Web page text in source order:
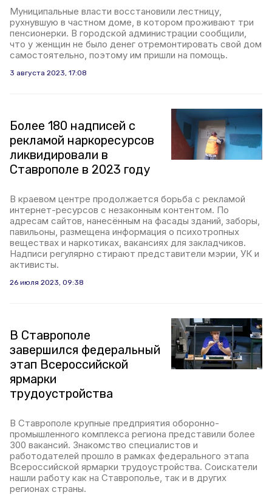
Муниципальные власти восстановили лестницу,
рухнувшую в частном доме, в котором проживают три
пенсионерки. В городской администрации сообщили,
что у женщин не было денег отремонтировать свой дом
самостоятельно, поэтому им пришли на помощь.
3 августа 2023, 17:08
Более 180 надписей с
рекламой наркоресурсов
ликвидировали в
Ставрополе в 2023 году
В краевом центре продолжается борьба с рекламой
интернет-ресурсов с незаконным контентом. По
адресам сайтов, нанесённым на фасады зданий, заборы,
павильоны, размещена информация о психотропных
веществах и наркотиках, вакансиях для закладчиков.
Надписи регулярно стирают представители мэрии, УК и
активисты.
26 июля 2023, 09:38
В Ставрополе
завершился федеральный
этап Всероссийской
ярмарки
трудоустройства
В Ставрополе крупные предприятия оборонно-
промышленного комплекса региона представили более
300 вакансий. Знакомство специалистов и
работодателей прошло в рамках федерального этапа
Всероссийской ярмарки трудоустройства. Соискатели
нашли работу как на Ставрополье, так и в других
регионах страны.